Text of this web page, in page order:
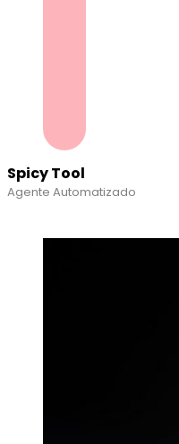
Spicy Tool
Agente Automatizado